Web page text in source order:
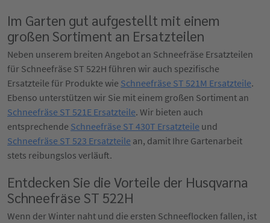
Im Garten gut aufgestellt mit einem
großen Sortiment an Ersatzteilen
Neben unserem breiten Angebot an Schneefräse Ersatzteilen
für Schneefräse ST 522H führen wir auch spezifische
Ersatzteile für Produkte wie Schneefräse ST 521M Ersatzteile.
Ebenso unterstützen wir Sie mit einem großen Sortiment an
Schneefräse ST 521E Ersatzteile. Wir bieten auch
entsprechende Schneefräse ST 430T Ersatzteile und
Schneefräse ST 523 Ersatzteile an, damit Ihre Gartenarbeit
stets reibungslos verläuft.
Entdecken Sie die Vorteile der Husqvarna
Schneefräse ST 522H
Wenn der Winter naht und die ersten Schneeflocken fallen, ist